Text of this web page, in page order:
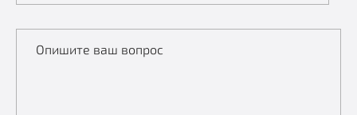
Опишите ваш вопрос